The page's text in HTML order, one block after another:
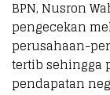
BPN, Nusron
pengecekan
perusahaan-
tertib sehingga
pendapatan